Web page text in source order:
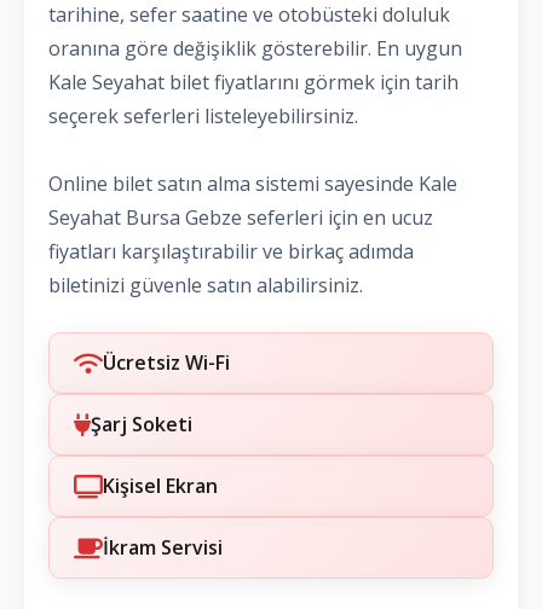
tarihine, sefer saatine ve otobüsteki doluluk
oranına göre değişiklik gösterebilir. En uygun
Kale Seyahat bilet fiyatlarını görmek için tarih
seçerek seferleri listeleyebilirsiniz.
Online bilet satın alma sistemi sayesinde Kale
Seyahat Bursa Gebze seferleri için en ucuz
fiyatları karşılaştırabilir ve birkaç adımda
biletinizi güvenle satın alabilirsiniz.
Ücretsiz Wi-Fi
Şarj Soketi
Kişisel Ekran
İkram Servisi